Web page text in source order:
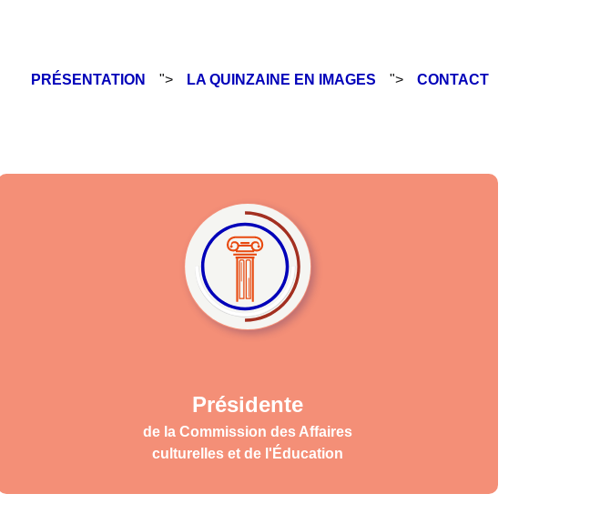
PRÉSENTATION "> LA QUINZAINE EN IMAGES "> CONTACT
Présidente
de la Commission des Affaires
culturelles et de l'Éducation